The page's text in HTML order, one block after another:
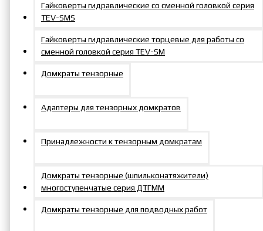
Гайковерты гидравлические со сменной головкой серия
TEV-SMS
Гайковерты гидравлические торцевые для работы со
сменной головкой серия TEV-SM
Домкраты тензорные
Адаптеры для тензорных домкратов
Принадлежности к тензорным домкратам
Домкраты тензорные (шпильконатяжители)
многоступенчатые серия ДТГММ
Домкраты тензорные для подводных работ